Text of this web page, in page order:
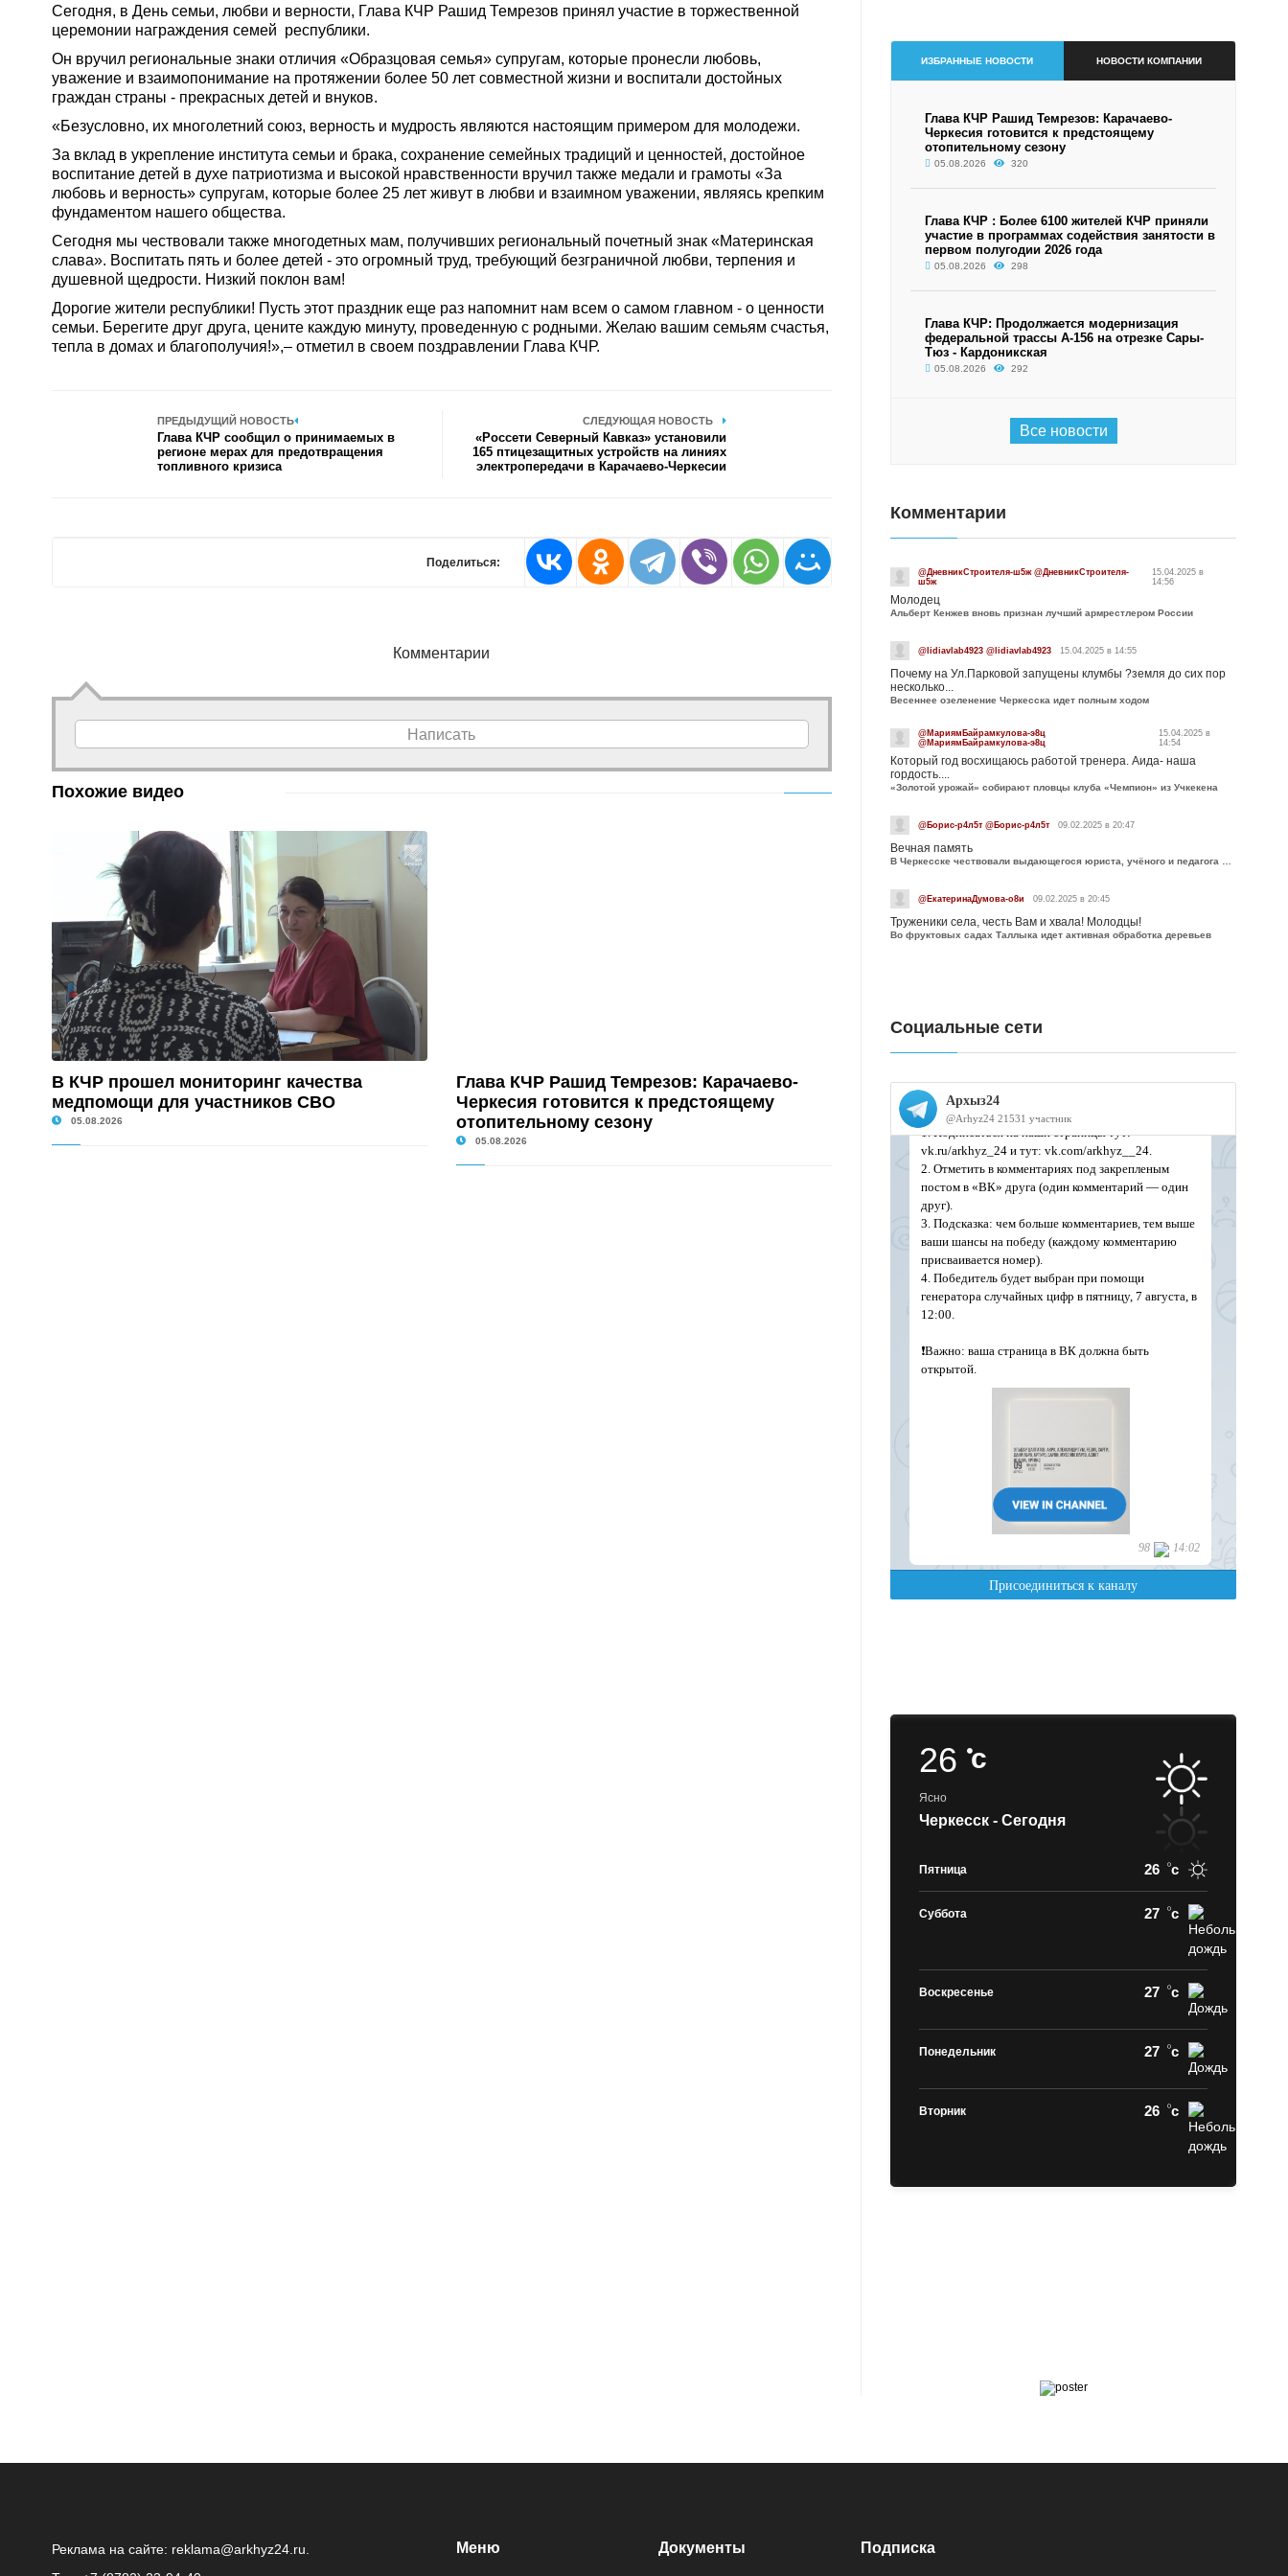
Сегодня, в День семьи, любви и верности, Глава КЧР Рашид Темрезов принял участие в торжественной
церемонии награждения семей республики.
Он вручил региональные знаки отличия «Образцовая семья» супругам, которые пронесли любовь,
уважение и взаимопонимание на протяжении более 50 лет совместной жизни и воспитали достойных
граждан страны - прекрасных детей и внуков.
«Безусловно, их многолетний союз, верность и мудрость являются настоящим примером для молодежи.
За вклад в укрепление института семьи и брака, сохранение семейных традиций и ценностей, достойное
воспитание детей в духе патриотизма и высокой нравственности вручил также медали и грамоты «За
любовь и верность» супругам, которые более 25 лет живут в любви и взаимном уважении, являясь крепким
фундаментом нашего общества.
Сегодня мы чествовали также многодетных мам, получивших региональный почетный знак «Материнская
слава». Воспитать пять и более детей - это огромный труд, требующий безграничной любви, терпения и
душевной щедрости. Низкий поклон вам!
Дорогие жители республики! Пусть этот праздник еще раз напомнит нам всем о самом главном - о ценности
семьи. Берегите друг друга, цените каждую минуту, проведенную с родными. Желаю вашим семьям счастья,
тепла в домах и благополучия!»,– отметил в своем поздравлении Глава КЧР.
ПРЕДЫДУЩИЙ НОВОСТЬ
Глава КЧР сообщил о принимаемых в
регионе мерах для предотвращения
топливного кризиса
СЛЕДУЮЩАЯ НОВОСТЬ
«Россети Северный Кавказ» установили
165 птицезащитных устройств на линиях
электропередачи в Карачаево-Черкесии
Поделиться:
Комментарии
Написать
Похожие видео
В КЧР прошел мониторинг качества
медпомощи для участников СВО
05.08.2026
Глава КЧР Рашид Темрезов: Карачаево-
Черкесия готовится к предстоящему
отопительному сезону
05.08.2026
ИЗБРАННЫЕ НОВОСТИ НОВОСТИ КОМПАНИИ
Глава КЧР Рашид Темрезов: Карачаево-
Черкесия готовится к предстоящему
отопительному сезону
05.08.2026 320
Глава КЧР : Более 6100 жителей КЧР приняли
участие в программах содействия занятости в
первом полугодии 2026 года
05.08.2026 298
Глава КЧР: Продолжается модернизация
федеральной трассы А-156 на отрезке Сары-
Тюз - Кардоникская
05.08.2026 292
Все новости
Комментарии
@ДневникСтроителя-ш5ж @ДневникСтроителя-
ш5ж
15.04.2025 в
14:56
Молодец
Альберт Кенжев вновь признан лучший армрестлером России
@lidiavlab4923 @lidiavlab4923 15.04.2025 в 14:55
Почему на Ул.Парковой запущены клумбы ?земля до сих пор
несколько...
Весеннее озеленение Черкесска идет полным ходом
@МариямБайрамкулова-э8ц
@МариямБайрамкулова-э8ц
15.04.2025 в
14:54
Который год восхищаюсь работой тренера. Аида- наша
гордость....
«Золотой урожай» собирают пловцы клуба «Чемпион» из Учкекена
@Борис-р4л5т @Борис-р4л5т 09.02.2025 в 20:47
Вечная память
@ЕкатеринаДумова-о8и 09.02.2025 в 20:45
Труженики села, честь Вам и хвала! Молодцы!
Во фруктовых садах Таллыка идет активная обработка деревьев
Социальные сети
26c
Ясно
Черкесск - Сегодня
Пятница 26 c
Суббота 27 c
Воскресенье 27 c
Понедельник 27 c
Вторник 26 c
Реклама на сайте: reklama@arkhyz24.ru Меню Документы Подписка